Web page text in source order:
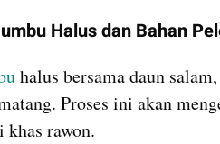
Halus dan Bahan
halus bersama daun
Proses ini akan
rawon.